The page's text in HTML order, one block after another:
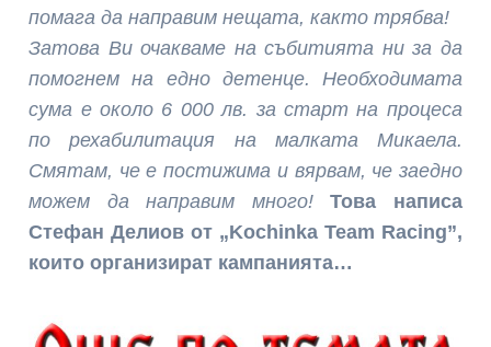
помага да направим нещата, както трябва!
Затова Ви очакваме на събитията ни за да
помогнем на едно детенце. Необходимата
сума е около 6 000 лв. за старт на процеса
по рехабилитация на малката Микаела.
Смятам, че е постижима и вярвам, че заедно
можем да направим много!Това написа
Стефан Делиов от „Kochinka Team Racing”,
които организират кампанията…